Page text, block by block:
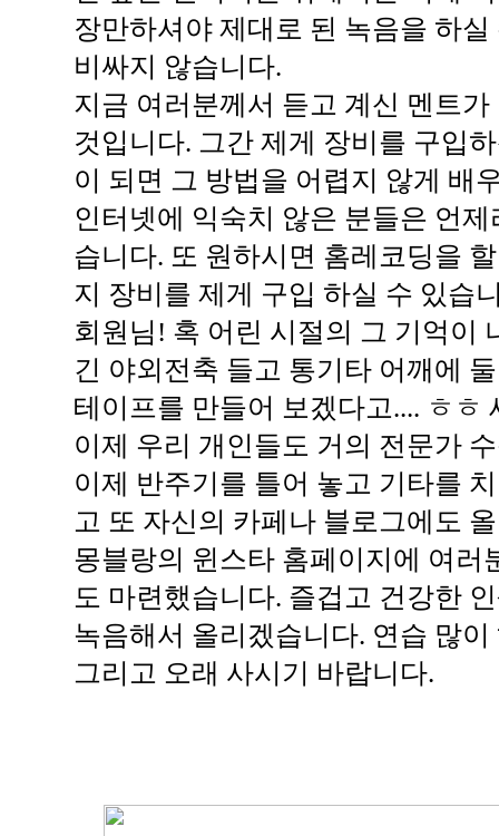
장만하셔야 제대로 된 녹음을 하실
비싸지 않습니다.
지금 여러분께서 듣고 계신 멘트
것입니다. 그간 제게 장비를 구입
이 되면 그 방법을 어렵지 않게 배
인터넷에 익숙치 않은 분들은 언
습니다. 또 원하시면 홈레코딩을
지 장비를 제게 구입 하실 수 있습
회원님! 혹 어린 시절의 그 기억이
긴 야외전축 들고 통기타 어깨에
테이프를 만들어 보겠다고.... ㅎㅎ
이제 우리 개인들도 거의 전문가
이제 반주기를 틀어 놓고 기타를
고 또 자신의 카페나 블로그에도
몽블랑의 윈스타 홈페이지에 여러
도 마련했습니다. 즐겁고 건강한
녹음해서 올리겠습니다. 연습 많이
그리고 오래 사시기 바랍니다.